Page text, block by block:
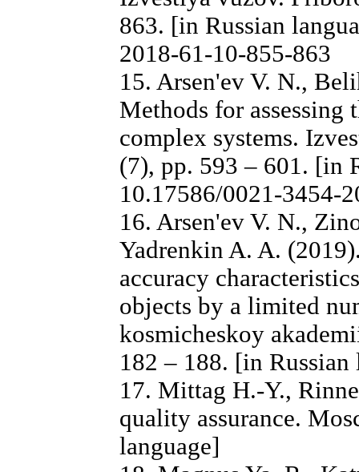
863. [in Russian
2018-61-10-855-863
15. Arsen'ev V. N.,
Methods for assessing
complex systems.
(7), pp. 593 – 601. [in
10.17586/0021-3454-
16. Arsen'ev V. N.,
Yadrenkin A. A.
accuracy
objects by a limited
kosmicheskoy
182 – 188. [in Russian
17. Mittag H.-Y.,
quality assurance.
language]